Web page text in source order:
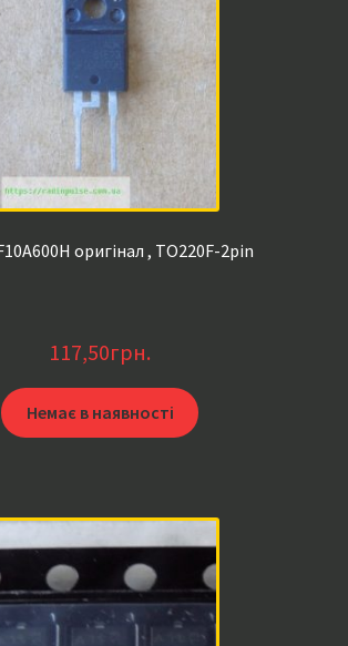
оригінал , TO220F-2pin
117,50грн.
Немає в наявності